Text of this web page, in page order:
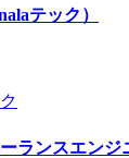
テック）
ランスエンジ